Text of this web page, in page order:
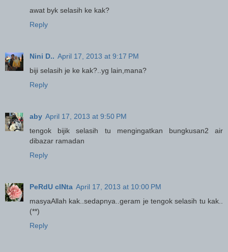
awat byk selasih ke kak?
Reply
Nini D.. April 17, 2013 at 9:17 PM
biji selasih je ke kak?..yg lain,mana?
Reply
aby April 17, 2013 at 9:50 PM
tengok bijik selasih tu mengingatkan bungkusan2 air
dibazar ramadan
Reply
PeRdU cINta April 17, 2013 at 10:00 PM
masyaAllah kak..sedapnya..geram je tengok selasih tu kak..
(**)
Reply